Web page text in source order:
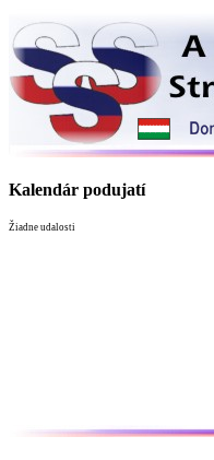
Kalendár podujatí
Žiadne udalosti